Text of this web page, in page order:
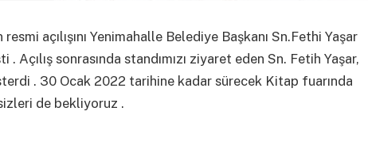
açılışını Yenimahalle Belediye Başkanı Sn.Fethi Yaşar
Açılış sonrasında standımızı ziyaret eden Sn. Fetih Yaşar,
. 30 Ocak 2022 tarihine kadar sürecek Kitap fuarında
de bekliyoruz .